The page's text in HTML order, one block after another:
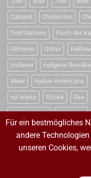
Cabaret Charleston
First Nations Fluch der
Glimmer Glitter
Indianer indigene
Meer Native Americans
rut wiess Röcke See
Weihnachten Weltraum
VERTRAG
Für ein bestmögliches
andere
unseren Cookies,